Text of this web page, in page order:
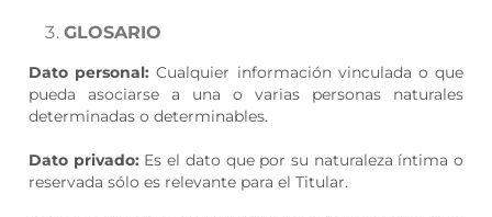
GLOSARIO
Dato personal: Cualquier información vinculada o que
pueda asociarse a una o varias personas naturales
determinadas o determinables.
Dato privado: Es el dato que por su naturaleza íntima o
reservada sólo es relevante para el Titular.